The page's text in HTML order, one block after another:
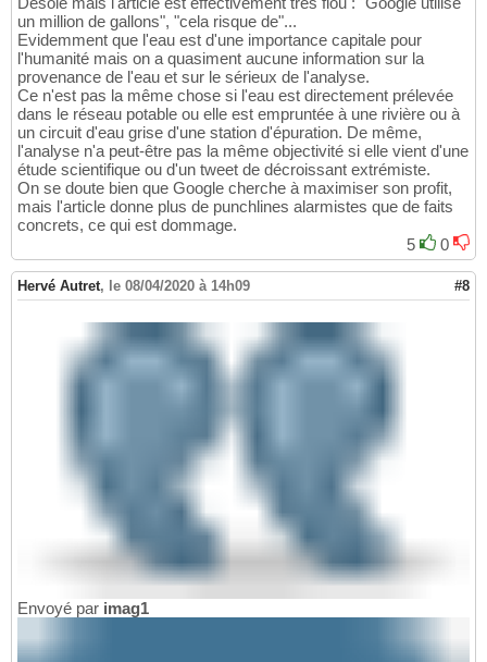
un million de gallons", "cela risque de"...
Evidemment que l'eau est d'une importance capitale pour
l'humanité mais on a quasiment aucune information sur la
provenance de l'eau et sur le sérieux de l'analyse.
Ce n'est pas la même chose si l'eau est directement prélevée
dans le réseau potable ou elle est empruntée à une rivière ou à
un circuit d'eau grise d'une station d'épuration. De même,
l'analyse n'a peut-être pas la même objectivité si elle vient d'une
étude scientifique ou d'un tweet de décroissant extrémiste.
On se doute bien que Google cherche à maximiser son profit,
mais l'article donne plus de punchlines alarmistes que de faits
concrets, ce qui est dommage.
5
0
Hervé Autret, le 08/04/2020 à 14h09 #8
Envoyé par imag1